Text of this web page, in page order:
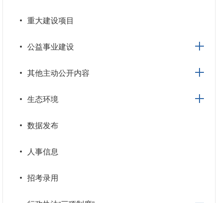
重大建设项目
公益事业建设
其他主动公开内容
生态环境
数据发布
人事信息
招考录用